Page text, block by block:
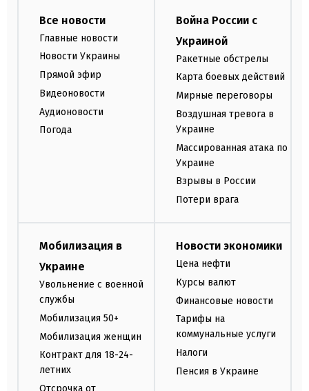
Все новости
Главные новости
Новости Украины
Прямой эфир
Видеоновости
Аудионовости
Погода
Война России с
Украиной
Ракетные обстрелы
Карта боевых действий
Мирные переговоры
Воздушная тревога в
Украине
Массированная атака по
Украине
Взрывы в России
Потери врага
Мобилизация в
Украине
Увольнение с военной
службы
Мобилизация 50+
Мобилизация женщин
Контракт для 18-24-
летних
Новости экономики
Цена нефти
Курсы валют
Финансовые новости
Тарифы на
коммунальные услуги
Налоги
Пенсия в Украине